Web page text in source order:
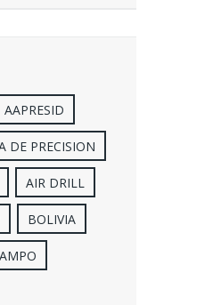
AAPRESID
DE PRECISION
AIR DRILL
BOLIVIA